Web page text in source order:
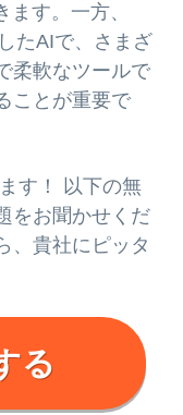
す。一方、
たAIで、さまざ
柔軟なツールで
ことが重要で
す！ 以下の無
をお聞かせくだ
、貴社にピッタ
る